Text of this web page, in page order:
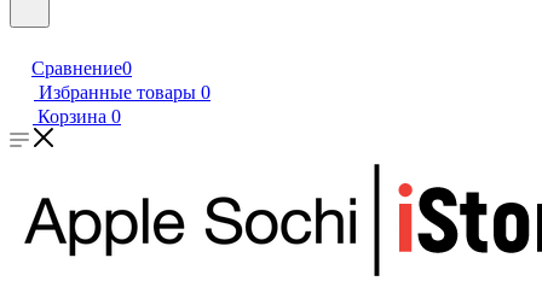
Сравнение0
Избранные товары 0
Корзина 0